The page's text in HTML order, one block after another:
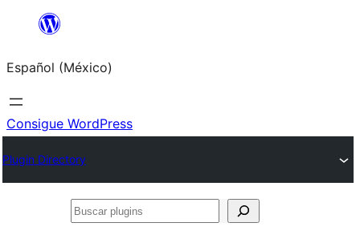
Saltar
contenido
Español (México)
Consigue WordPress
Plugin Directory
Buscar